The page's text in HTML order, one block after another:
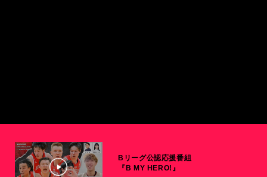
Bリーグ公認応援番組
『B MY HERO!』